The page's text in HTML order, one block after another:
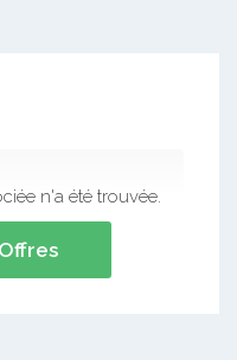
n'a été trouvée.